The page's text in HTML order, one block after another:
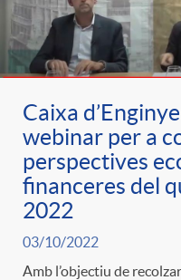
Caixa
webinar per a
perspectives
financeres del
2022
03/10/2022
Amb l’objectiu de